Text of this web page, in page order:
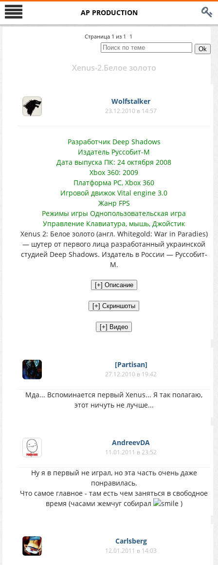
AP PRODUCTION
Страница 1 из 1 1
Xenus-2.Белое золото
Wolfstalker
23.12.2010 в 14:57
Разработчик Deep Shadows
Издатель Руссобит-М
Дата выпуска ПК: 24 октября 2008
Xbox 360: 2009
Платформа PC, Xbox 360
Игровой движок Vital engine 3.0
Жанр FPS
Режимы игры Однопользовательская игра
Управление Клавиатура, мышь, Джойстик
Xenus 2: Белое золото (англ. Whitegold: War in Paradies)
— шутер от первого лица разработанный украинской
студией Deep Shadows. Издатель в России — Руссобит-
М.
[Partisan]
27.12.2010 в 19:42
Мда... Вспоминается первый Xenus... Я так полагаю,
этот ничуть не лучше...
AndreevDA
11.01.2011 в 23:52
Ну я в первый не играл, но эта часть очень даже
понравилась.
Что самое главное - там есть чем заняться в свободное
время (часами жемчуг собирал
)
Carlsberg
12.01.2011 в 14:03